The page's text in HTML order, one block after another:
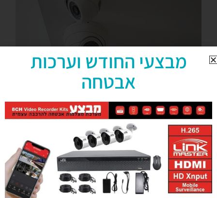
מבצעי החודש וערכות
אבטחה